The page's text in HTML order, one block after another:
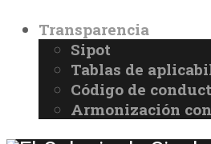
Transparencia
Sipot
Tablas de
Código de
Armonización